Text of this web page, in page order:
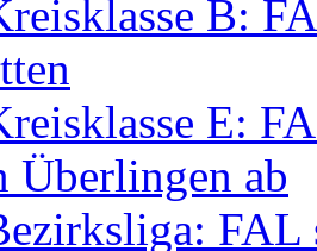
B:
E:
Überlingen ab